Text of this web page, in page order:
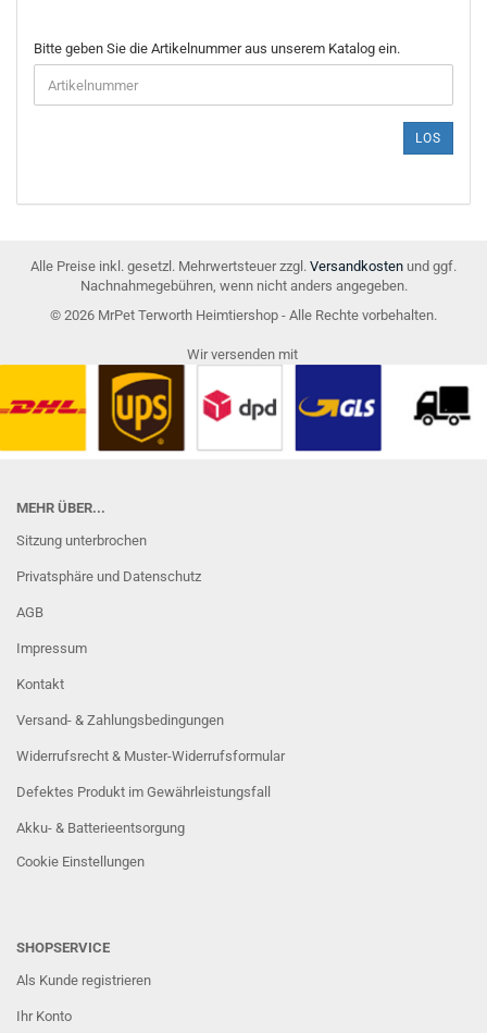
BITTE
GEBEN
SIE
DIE
EIN.
Bitte geben Sie die Artikelnummer aus unserem Katalog ein.
LOS
Alle Preise inkl. gesetzl. Mehrwertsteuer zzgl. Versandkosten und ggf.
Nachnahmegebühren, wenn nicht anders angegeben.
© 2026 MrPet Terworth Heimtiershop - Alle Rechte vorbehalten.
Wir versenden mit
MEHR ÜBER...
Sitzung unterbrochen
Privatsphäre und Datenschutz
AGB
Impressum
Kontakt
Versand- & Zahlungsbedingungen
Widerrufsrecht & Muster-Widerrufsformular
Defektes Produkt im Gewährleistungsfall
Akku- & Batterieentsorgung
Cookie Einstellungen
SHOPSERVICE
Als Kunde registrieren
Ihr Konto